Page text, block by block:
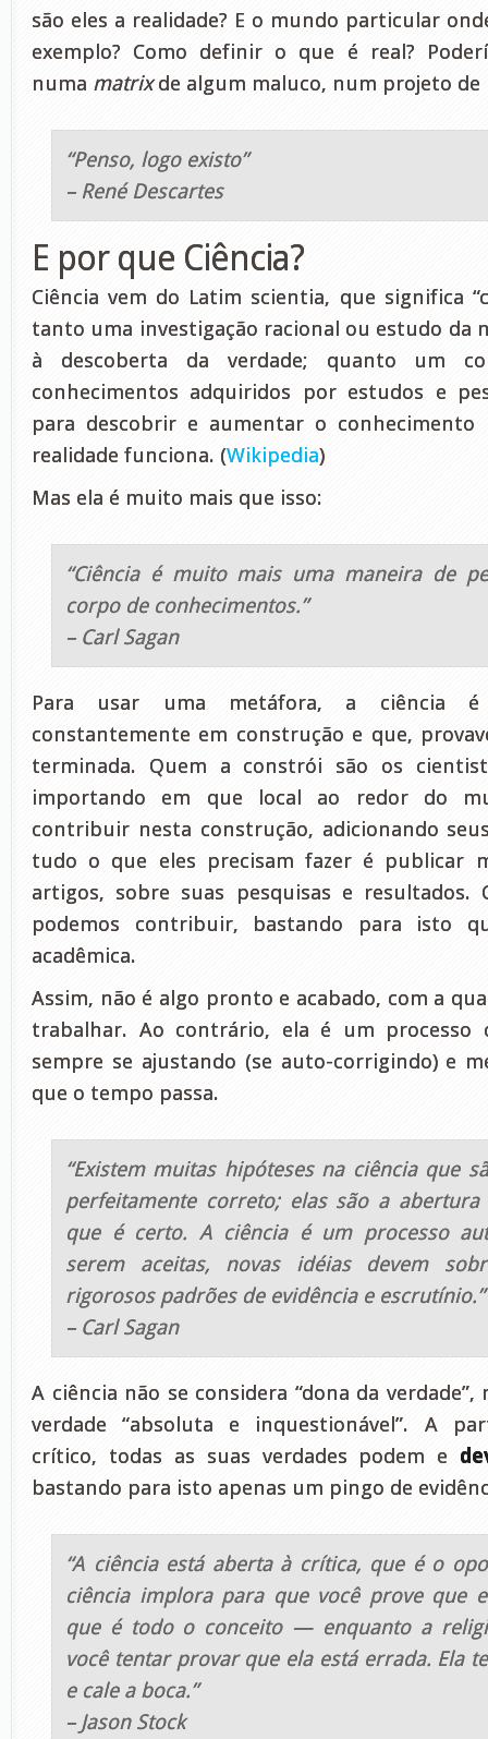
são eles a realidade? E o mundo particular
exemplo? Como definir o que é real?
numa matrixde algum maluco, num projeto de
“Penso, logo existo”
– René Descartes
E por que Ciência?
Ciência vem do Latim scientia, que significa
tanto uma investigação racional ou estudo da
à descoberta da verdade; quanto um
conhecimentos adquiridos por estudos e
para descobrir e aumentar o conhecimento
realidade funciona. (Wikipedia)
Mas ela é muito mais que isso:
“Ciência é muito mais uma maneira de
corpo de conhecimentos.”
– Carl Sagan
Para usar uma metáfora, a ciência
constantemente em construção e que,
terminada. Quem a constrói são os
importando em que local ao redor do
contribuir nesta construção, adicionando
tudo o que eles precisam fazer é publicar
artigos, sobre suas pesquisas e resultados.
podemos contribuir, bastando para isto
acadêmica.
Assim, não é algo pronto e acabado, com a
trabalhar. Ao contrário, ela é um processo
sempre se ajustando (se auto-corrigindo) e
que o tempo passa.
“Existem muitas hipóteses na ciência que
perfeitamente correto; elas são a
que é certo. A ciência é um processo
serem aceitas, novas idéias devem
rigorosos padrões de evidência e escrutínio.”
– Carl Sagan
A ciência não se considera “dona da
verdade “absoluta e inquestionável”. A
crítico, todas as suas verdades podem e
bastando para isto apenas um pingo de
“A ciência está aberta à crítica, que é o
ciência implora para que você prove que
que é todo o conceito — enquanto a
você tentar provar que ela está errada. Ela
e cale a boca.”
– Jason Stock